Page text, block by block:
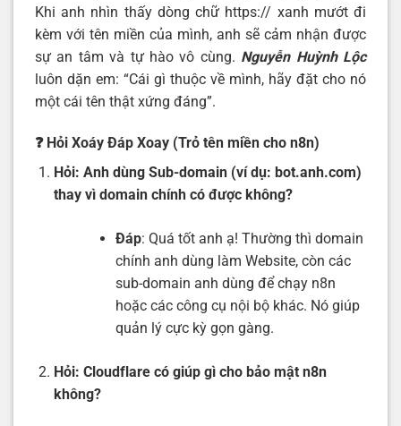
Khi anh nhìn thấy dòng chữ https:// xanh mướt đi
kèm với tên miền của mình, anh sẽ cảm nhận được
sự an tâm và tự hào vô cùng. Nguyễn Huỳnh Lộc
luôn dặn em: “Cái gì thuộc về mình, hãy đặt cho nó
một cái tên thật xứng đáng”.
❓ Hỏi Xoáy Đáp Xoay (Trỏ tên miền cho n8n)
Hỏi: Anh dùng Sub-domain (ví dụ: bot.anh.com)
thay vì domain chính có được không?
Đáp: Quá tốt anh ạ! Thường thì domain
chính anh dùng làm Website, còn các
sub-domain anh dùng để chạy n8n
hoặc các công cụ nội bộ khác. Nó giúp
quản lý cực kỳ gọn gàng.
Hỏi: Cloudflare có giúp gì cho bảo mật n8n
không?